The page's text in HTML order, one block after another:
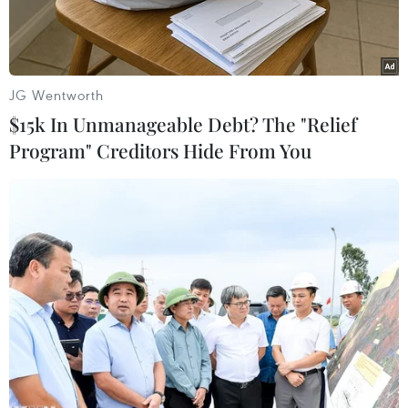
Ngọc Hằng đang tích cực tập luyện trước thềm cuộc thi nhan
sắc quốc tế. (Ảnh: CTV/Vietnam+)
Còn chưa đầy 1 tháng tuần nữa, Á hậu Lê
Nguyễn Ngọc Hằng sẽ chính thức sang Ai Cập
dự thi Miss Intercontinental 2023. Thời gian
JG Wentworth
$15k In Unmanageable Debt? The "Relief
Program" Creditors Hide From You